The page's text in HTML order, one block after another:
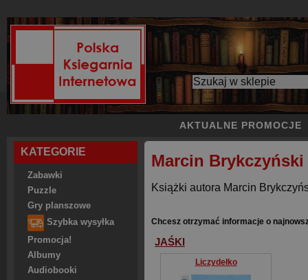
AKTUALNE PROMOCJE
KATEGORIE
Zabawki
Puzzle
Gry planszowe
Szybka wysyłka
Promocja!
Albumy
Audiobooki
Marcin Brykczyński
Książki autora Marcin
Chcesz otrzymać informacje o
JAŚKI
Liczydełko